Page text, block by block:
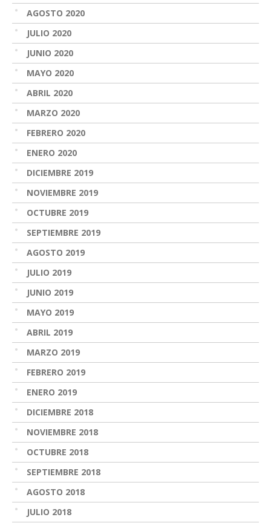
AGOSTO 2020
JULIO 2020
JUNIO 2020
MAYO 2020
ABRIL 2020
MARZO 2020
FEBRERO 2020
ENERO 2020
DICIEMBRE 2019
NOVIEMBRE 2019
OCTUBRE 2019
SEPTIEMBRE 2019
AGOSTO 2019
JULIO 2019
JUNIO 2019
MAYO 2019
ABRIL 2019
MARZO 2019
FEBRERO 2019
ENERO 2019
DICIEMBRE 2018
NOVIEMBRE 2018
OCTUBRE 2018
SEPTIEMBRE 2018
AGOSTO 2018
JULIO 2018